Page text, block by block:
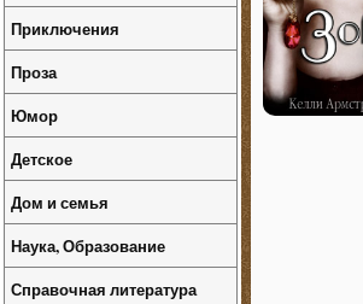
Приключения
Проза
Юмор
Детское
Дом и семья
Наука, Образование
Справочная литература